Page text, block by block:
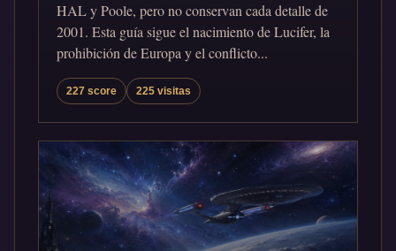
HAL y Poole, pero no conservan cada detalle de
2001. Esta guía sigue el nacimiento de Lucifer, la
prohibición de Europa y el conflicto...
227 score 225 visitas